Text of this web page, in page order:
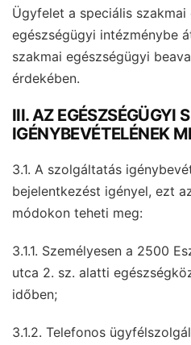
Ügyfelet a speciális
egészségügyi intézménybe
szakmai egészségügyi
érdekében.
III. AZ EGÉSZSÉGÜGYI
IGÉNYBEVÉTELÉNEK
3.1. A szolgáltatás
bejelentkezést igényel, ezt
módokon teheti meg:
3.1.1. Személyesen a 2500
utca 2. sz. alatti
időben;
3.1.2. Telefonos